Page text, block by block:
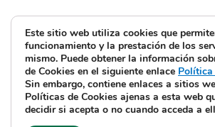
Este sitio web utiliza cookies que
funcionamiento y la prestación de los
mismo. Puede obtener la información
de Cookies en el siguiente enlace Política
Sin embargo, contiene enlaces a sitios
Políticas de Cookies ajenas a esta web
decidir si acepta o no cuando acceda a